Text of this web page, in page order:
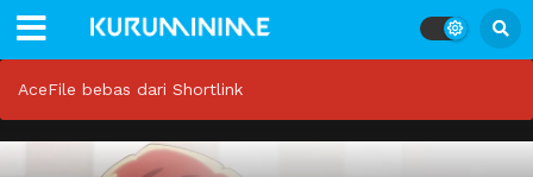
AceFile bebas dari Shortlink